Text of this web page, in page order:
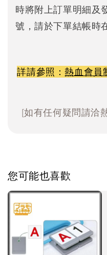
時將附上訂單明細及
號，請於下單結帳時
詳請參照：熱血會員
[如有任何疑問請洽
您可能也喜歡